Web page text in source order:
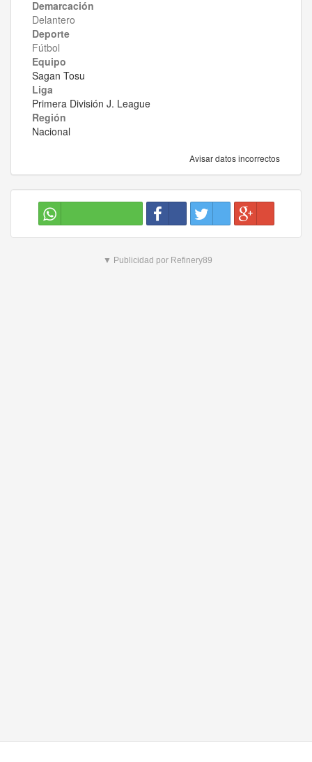
Demarcación
Delantero
Deporte
Fútbol
Equipo
Sagan Tosu
Liga
Primera División J. League
Región
Nacional
Avisar datos incorrectos
▼ Publicidad por Refinery89